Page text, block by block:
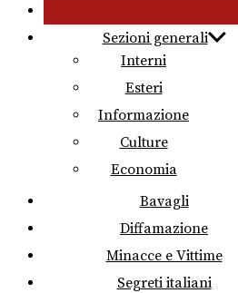
Sezioni generali
Interni
Esteri
Informazione
Culture
Economia
Bavagli
Diffamazione
Minacce e Vittime
Segreti italiani